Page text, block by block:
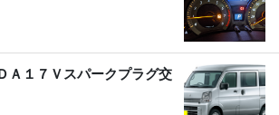
１７Ｖスパークプラグ交